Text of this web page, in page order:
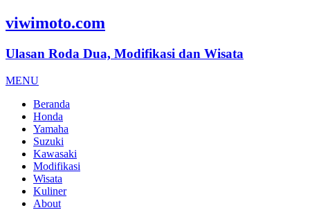
viwimoto.com
Ulasan Roda Dua, Modifikasi dan Wisata
MENU
Beranda
Honda
Yamaha
Suzuki
Kawasaki
Modifikasi
Wisata
Kuliner
About